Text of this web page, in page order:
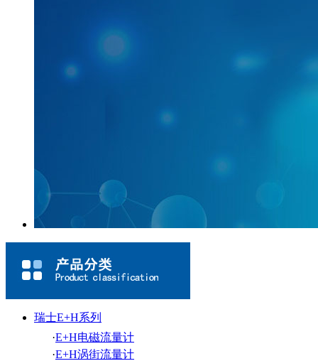
瑞士E+H系列
·E+H电磁流量计
·E+H涡街流量计